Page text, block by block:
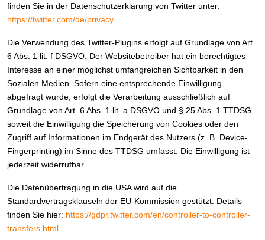
finden Sie in der Datenschutzerklärung von Twitter unter:
https://twitter.com/de/privacy.
Die Verwendung des Twitter-Plugins erfolgt auf Grundlage von Art.
6 Abs. 1 lit. f DSGVO. Der Websitebetreiber hat ein berechtigtes
Interesse an einer möglichst umfangreichen Sichtbarkeit in den
Sozialen Medien. Sofern eine entsprechende Einwilligung
abgefragt wurde, erfolgt die Verarbeitung ausschließlich auf
Grundlage von Art. 6 Abs. 1 lit. a DSGVO und § 25 Abs. 1 TTDSG,
soweit die Einwilligung die Speicherung von Cookies oder den
Zugriff auf Informationen im Endgerät des Nutzers (z. B. Device-
Fingerprinting) im Sinne des TTDSG umfasst. Die Einwilligung ist
jederzeit widerrufbar.
Die Datenübertragung in die USA wird auf die
Standardvertragsklauseln der EU-Kommission gestützt. Details
finden Sie hier: https://gdpr.twitter.com/en/controller-to-controller-
transfers.html